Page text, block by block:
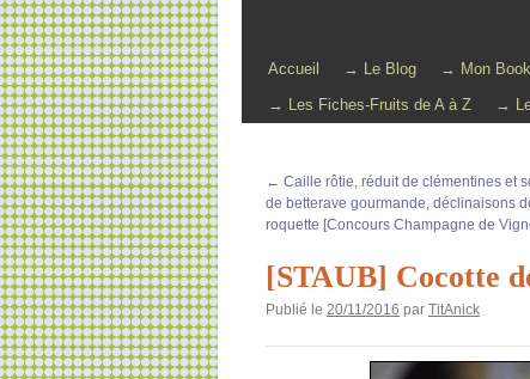
Accueil → Le Blog → Mon Book
→ Les Fiches-Fruits de A à Z
→
← Caille rôtie, réduit de clémentines et
de betterave gourmande, déclinaisons
roquette [Concours Champagne de
[STAUB] Cocotte
Publié le 20/11/2016 par TitAnick